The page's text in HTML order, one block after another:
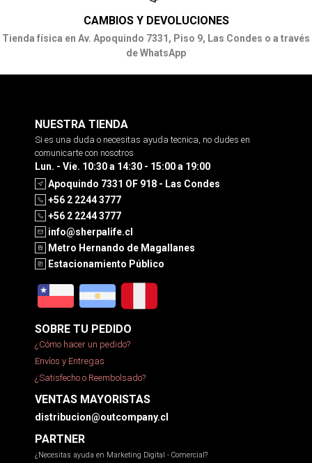
CAMBIOS Y DEVOLUCIONES
Tienda física en Av. Apoquindo 7331, Piso 9, Las Condes o a través
de WhatsApp
NUESTRA TIENDA
Si es una duda o necesitas ayuda tecnica, no dudes en
comunicarte con nosotros
Lun. - Vie. 10:30 a 14:30 - 15:00 a 19:00
Apoquindo 7331 OF 918 - Las Condes
+56 2 2244 3777
+56 2 2244 3777
info@sherpalife.cl
Metro Hernando de Magallanes
Estacionamiento Público
SOBRE TU PEDIDO
¿Cómo hacer un pedido?
Envíos y Entregas
¿Satisfecho o Reembolsado?
VENTAS MAYORISTAS
distribucion@outcompany.cl
PARTNER
¿Necesitas ayuda en Marketing Digital - Comercial?